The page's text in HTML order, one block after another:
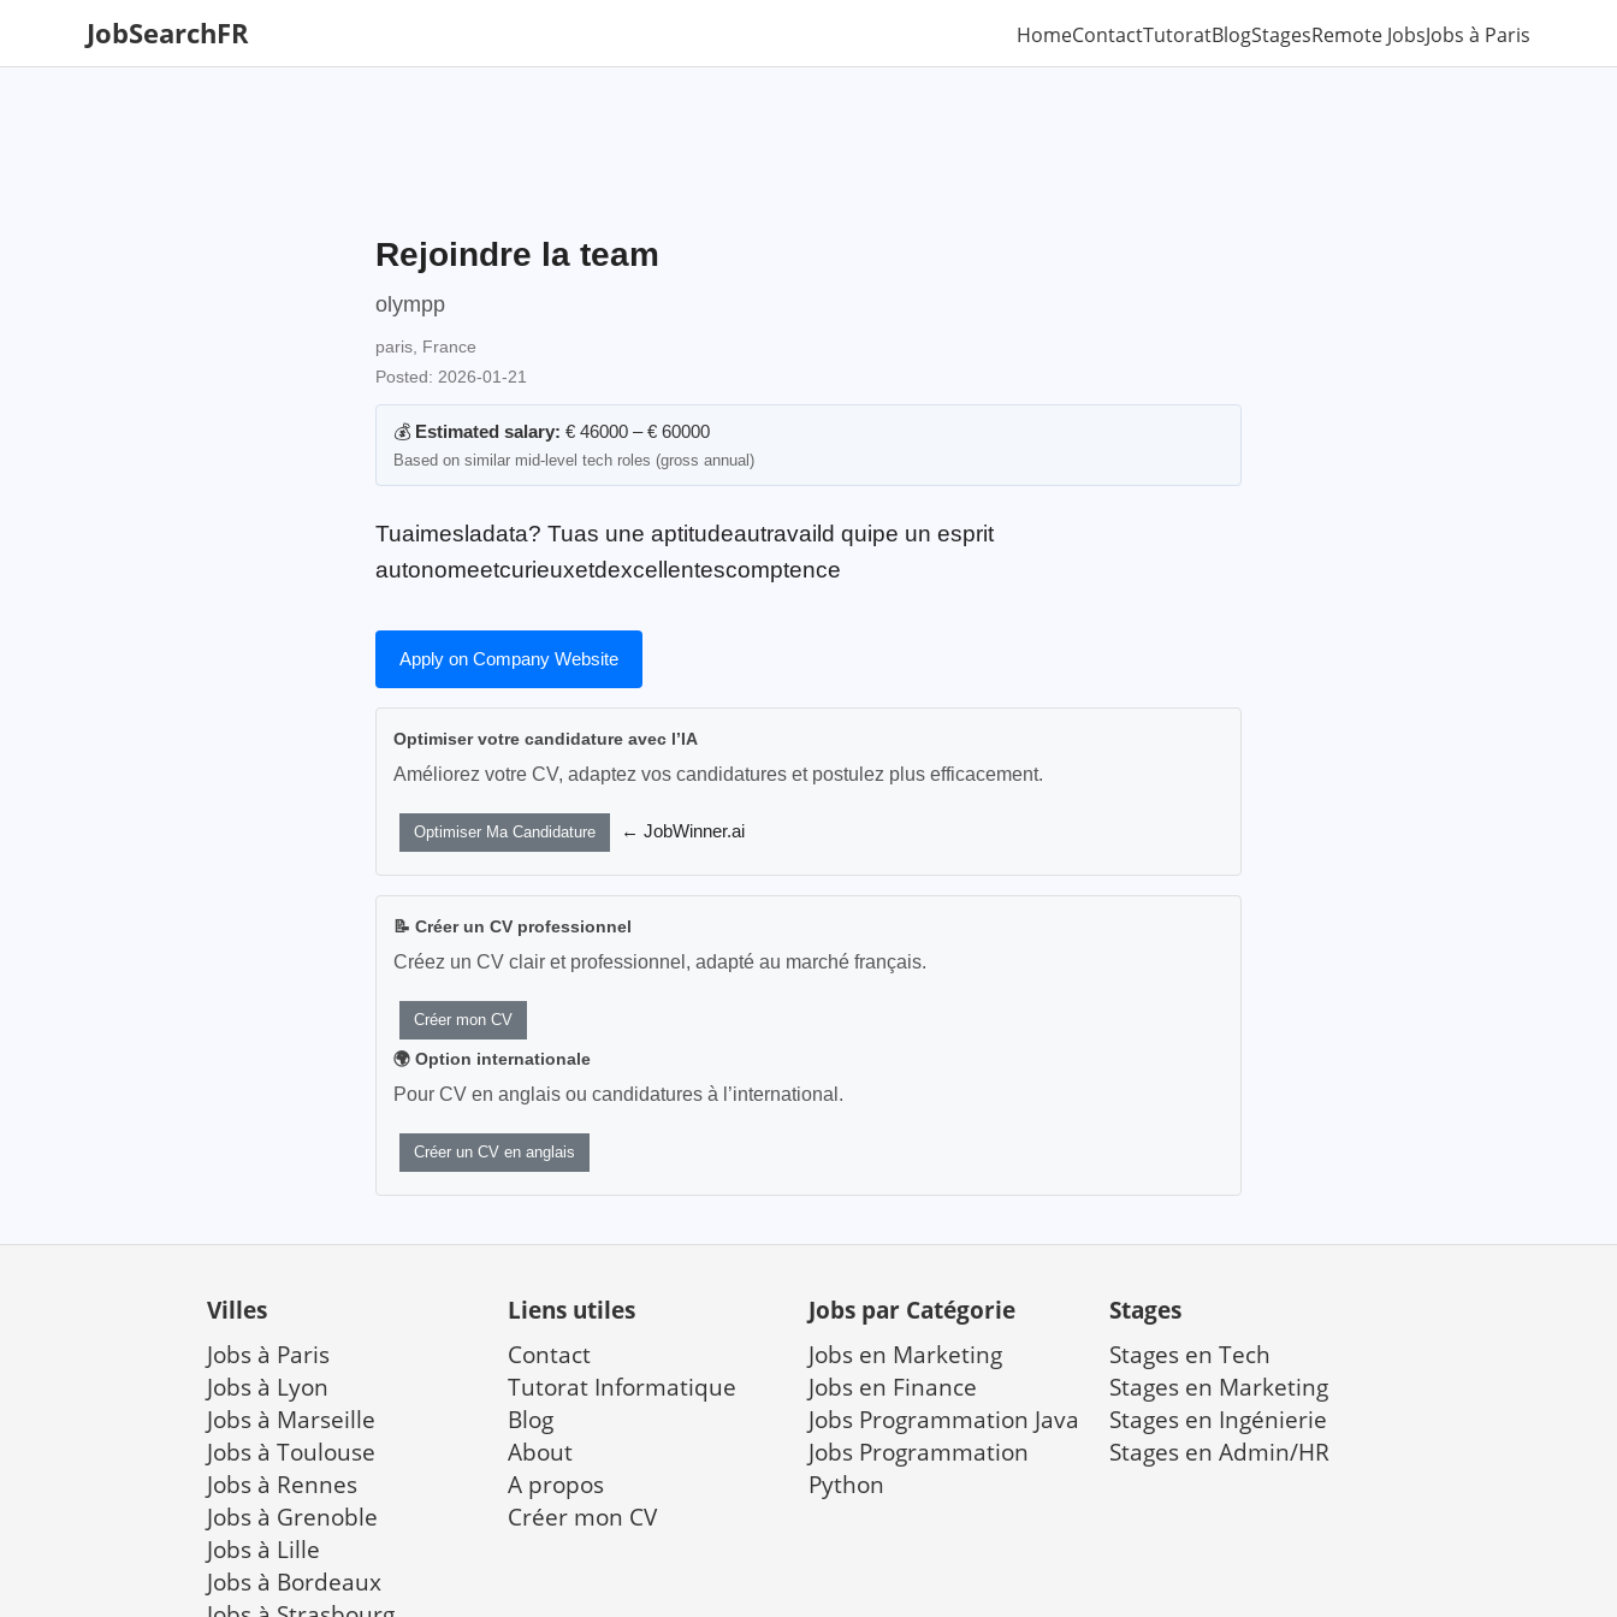
JobSearchFR HomeContactTutoratBlogStagesRemote JobsJobs à Paris
Rejoindre la team
olympp
paris, France
Posted: 2026-01-21
💰 Estimated salary: € 46000 – € 60000
Based on similar mid-level tech roles (gross annual)
Tuaimesladata? Tuas une aptitudeautravaild quipe un esprit
autonomeetcurieuxetdexcellentescomptence
Apply on Company Website
Optimiser votre candidature avec l’IA
Améliorez votre CV, adaptez vos candidatures et postulez plus efficacement.
Optimiser Ma Candidature ← JobWinner.ai
📝 Créer un CV professionnel
Créez un CV clair et professionnel, adapté au marché français.
Créer mon CV
🌍 Option internationale
Pour CV en anglais ou candidatures à l’international.
Créer un CV en anglais
Villes
Jobs à Paris
Jobs à Lyon
Jobs à Marseille
Jobs à Toulouse
Jobs à Rennes
Jobs à Grenoble
Jobs à Lille
Jobs à Bordeaux
Liens utiles
Contact
Tutorat Informatique
Blog
About
A propos
Créer mon CV
Jobs par Catégorie
Jobs en Marketing
Jobs en Finance
Jobs Programmation Java
Jobs Programmation
Python
Stages
Stages en Tech
Stages en Marketing
Stages en Ingénierie
Stages en Admin/HR